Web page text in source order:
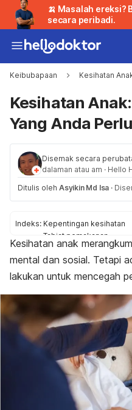
🍌 Masalah ereksi?
secara peribadi.
Keibubapaan Kesihatan
Kesihatan
Yang Anda
Disemak secara
dalaman atau am · Hello
Ditulis oleh Asyikin Md Isa ·
Indeks: Kepentingan kesihatan
Tabiat pemakanan
Penyakit kanak-kanak
Tip mencegah penyakit
Pemeriksaan doktor
Kesihatan anak
mental dan sosial. Tetapi
lakukan untuk mencegah